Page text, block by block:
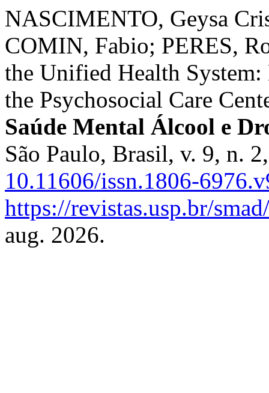
NASCIMENTO, Geysa
COMIN, Fabio; PERES,
the Unified Health
the Psychosocial Care
Saúde Mental Álcool e
São Paulo, Brasil, v. 9, n.
10.11606/issn.1806-
https://revistas.usp.br/
aug. 2026.